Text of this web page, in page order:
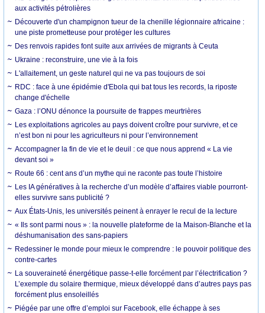
aux activités pétrolières
Découverte d'un champignon tueur de la chenille légionnaire africaine :
une piste prometteuse pour protéger les cultures
Des renvois rapides font suite aux arrivées de migrants à Ceuta
Ukraine : reconstruire, une vie à la fois
L'allaitement, un geste naturel qui ne va pas toujours de soi
RDC : face à une épidémie d'Ebola qui bat tous les records, la riposte
change d'échelle
Gaza : l’ONU dénonce la poursuite de frappes meurtrières
Les exploitations agricoles au pays doivent croître pour survivre, et ce
n’est bon ni pour les agriculteurs ni pour l’environnement
Accompagner la fin de vie et le deuil : ce que nous apprend « La vie
devant soi »
Route 66 : cent ans d’un mythe qui ne raconte pas toute l’histoire
Les IA génératives à la recherche d’un modèle d’affaires viable pourront-
elles survivre sans publicité ?
Aux États-Unis, les universités peinent à enrayer le recul de la lecture
« Ils sont parmi nous » : la nouvelle plateforme de la Maison-Blanche et la
déshumanisation des sans-papiers
Redessiner le monde pour mieux le comprendre : le pouvoir politique des
contre-cartes
La souveraineté énergétique passe-t-elle forcément par l’électrification ?
L’exemple du solaire thermique, mieux développé dans d’autres pays pas
forcément plus ensoleillés
Piégée par une offre d’emploi sur Facebook, elle échappe à ses